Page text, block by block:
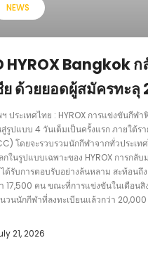
NEWS
HYROX Bangkok
ย ด้วยยอดผู้สมัครทะ
ฯ ประเทศไทย : HYROX การแข่งขันกี
รูปแบบ 4 วันเต็มเป็นครั้งแรก ภายใต้ร
โดยจะรวบรวมนักกีฬาจากทั่วประ
กในรูปแบบเฉพาะของ HYROX การกลั
ด้รับการตอบรับอย่างล้นหลาม สะท้อนถึ
17,500 คน ขณะที่การแข่งขันในเดือน
วนนักกีฬาที่ลงทะเบียนแล้วกว่า
21, 2026